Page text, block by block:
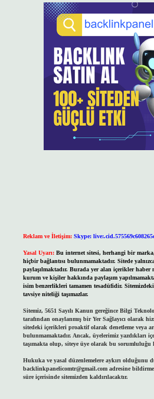
Reklam ve İletişim: Skype:
Yasal Uyarı: Bu internet sitesi, herhangi bir
hiçbir bağlantısı bulunmamaktadır. Sitede
paylaşılmaktadır. Burada yer alan içerikler haber
kurum ve kişiler hakkında paylaşım
isim benzerlikleri tamamen tesadüfidir.
tavsiye niteliği taşımazlar.
Sitemiz, 5651 Sayılı Kanun gereğince Bilgi
tarafından onaylanmış bir Yer Sağlayıcı olarak
sitedeki içerikleri proaktif olarak denetleme veya
bulunmamaktadır. Ancak, üyelerimiz yazdıkları
taşımakta olup, siteye üye olarak bu sorumluluğu
Hukuka ve yasal düzenlemelere aykırı olduğunu
backlinkpanelicomtr@gmail.comadresine
süre içerisinde sitemizden kaldırılacaktır.